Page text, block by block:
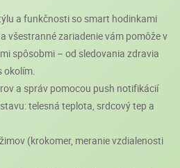
a funkčnosti so smart hodinkami
všestranné zariadenie vám pomôže v
spôsobmi – od sledovania zdravia
okolím.
a správ pomocou push notifikácií
telesná teplota, srdcový tep a
(krokomer, meranie vzdialenosti